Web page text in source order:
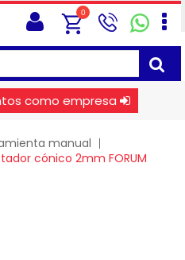
0
como empresa
manual
cónico 2mm FORUM